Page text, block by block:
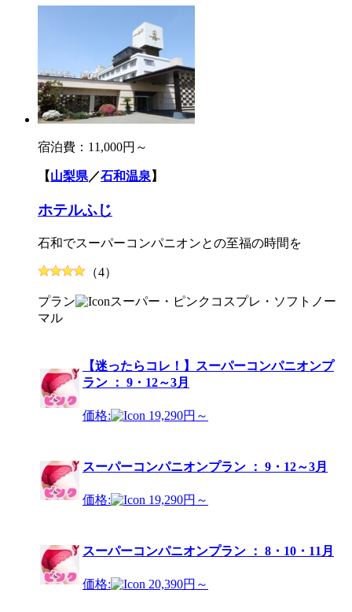
宿泊費： 11,000円～
【山梨県／石和温泉 】
ホテルふじ
石和でスーパーコンパニオンとの至福の時間を
（4）
プラン スーパー・ピンク コスプレ・ソフト ノー
マル
【迷ったらコレ！】スーパーコンパニオンプ
ラン ： 9・12～3月
価格: 19,290円～
スーパーコンパニオンプラン ： 9・12～3月
価格: 19,290円～
スーパーコンパニオンプラン ： 8・10・11月
価格: 20,390円～